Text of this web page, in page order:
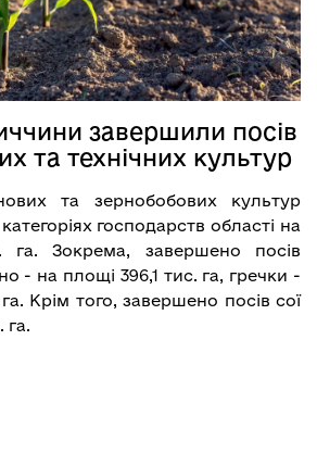
завершили посів
та технічних культур
та зернобобових культур
господарств області на
га. Зокрема, завершено посів
- на площі 396,1 тис. га, гречки -
Крім того, завершено посів сої
га.